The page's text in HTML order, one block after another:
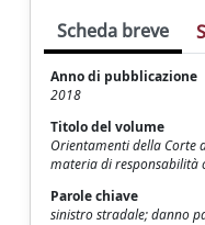
Scheda breve
Anno di pubblicazione
2018
Titolo del volume
Orientamenti della Corte
materia di responsabilità
Parole chiave
sinistro stradale; danno